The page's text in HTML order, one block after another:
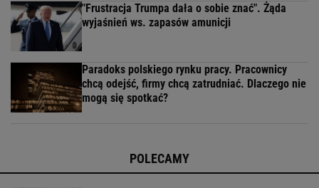
"Frustracja Trumpa dała o sobie znać". Żąda
wyjaśnień ws. zapasów amunicji
Paradoks polskiego rynku pracy. Pracownicy
chcą odejść, firmy chcą zatrudniać. Dlaczego nie
mogą się spotkać?
POLECAMY